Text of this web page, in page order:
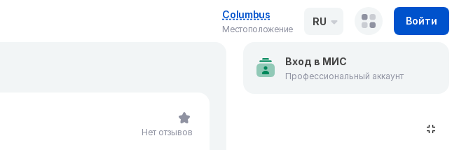
Columbus
Местоположение
RU Войти
Нет отзывов
Вход в МИС
Профессиональный аккаунт